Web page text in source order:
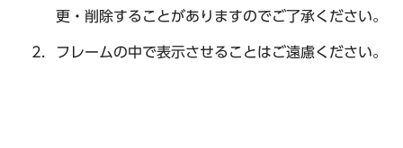
更・削除することがありますのでご了承ください。
フレームの中で表示させることはご遠慮ください。